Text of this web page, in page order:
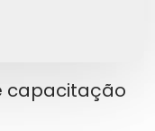
capacitação